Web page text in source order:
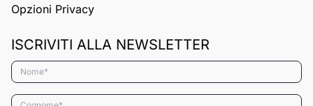
Opzioni Privacy
ISCRIVITI ALLA NEWSLETTER
Nome*
Cognome*